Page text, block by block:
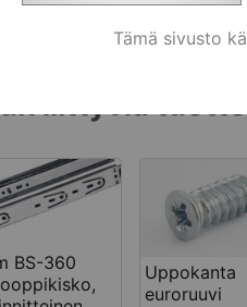
liittyviä
BS-360
Uppokanta
euroruuvi
Tämä sivusto